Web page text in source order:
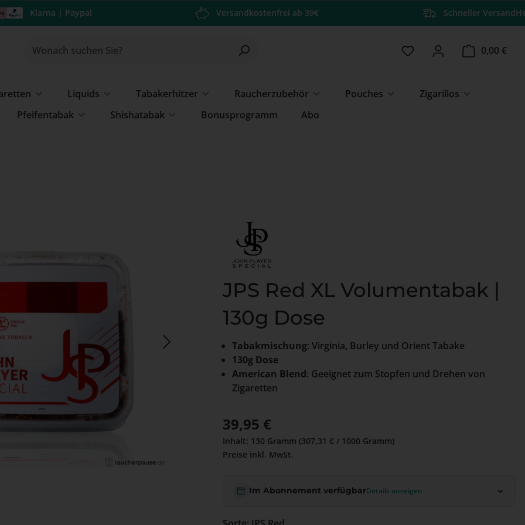
Klarna | Paypal Versandkostenfrei ab 39€ Schneller Versand
Du hast 0 Produkte auf
0,00 €
Liquids Tabakerhitzer Raucherzubehör Pouches
Zigarillos
Pfeifentabak Shishatabak Bonusprogramm Abo
JPS Red XL Volumentabak |
130g Dose
Tabakmischung: Virginia, Burley und Orient Tabake
130g Dose
American Blend: Geeignet zum Stopfen und Drehen von
Zigaretten
Regulärer Preis:
39,95 €
Inhalt: 130 Gramm (307,31 € / 1000 Gramm)
Preise inkl. MwSt.
Im Abonnement verfügbarDetails anzeigen